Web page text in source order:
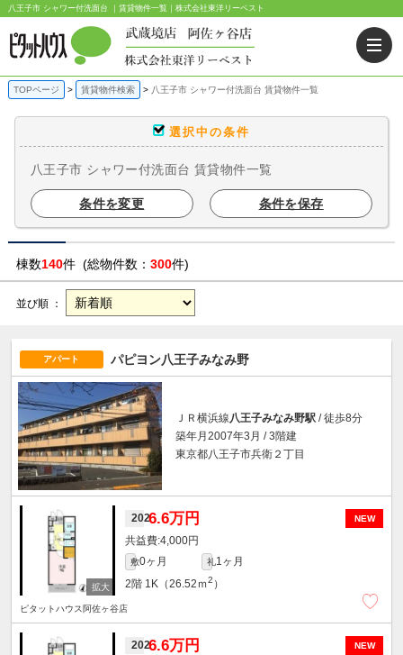
八王子市 シャワー付洗面台 ｜賃貸物件一覧｜株式会社東洋リーベスト
TOPページ 賃貸物件検索 八王子市 シャワー付洗面台 賃貸物件一覧
選択中の条件
八王子市 シャワー付洗面台 賃貸物件一覧
条件を変更 条件を保存
棟数140件 (総物件数： 300件)
並び順 ：
アパート パピヨン八王子みなみ野
ＪＲ横浜線八王子みなみ野駅 / 徒歩8分
築年月2007年3月 / 3階建
東京都八王子市兵衛２丁目
NEW
2026.6万円
4,000円
敷0ヶ月 礼1ヶ月
2階 1K（26.52ｍ2 ）
ピタットハウス阿佐ヶ谷店
NEW
2026.6万円